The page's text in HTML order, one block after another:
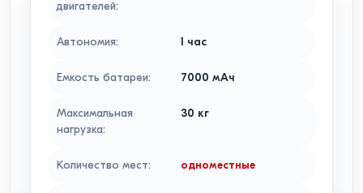
двигателей:
Автономия: 1 час
Емкость батареи: 7000 мАч
Максимальная
нагрузка:
30 кг
Количество мест: одноместные